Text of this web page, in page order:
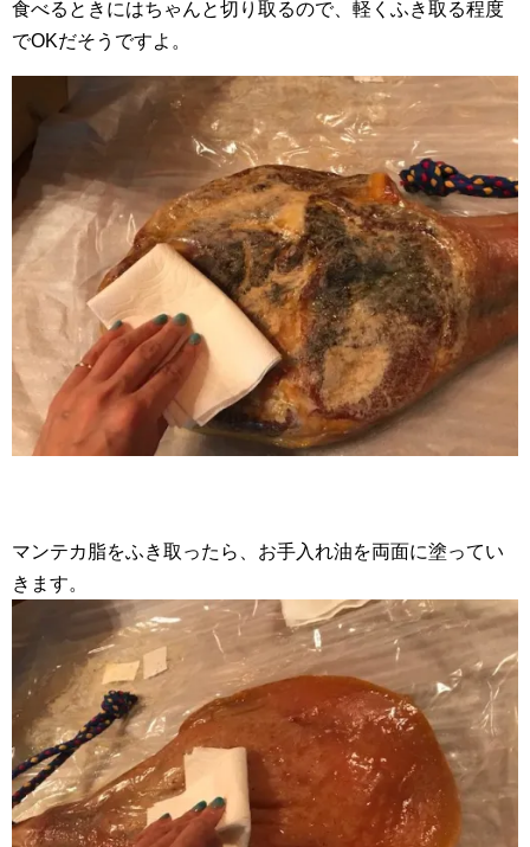
食べるときにはちゃんと切り取るので、軽くふき取る程度
でOKだそうですよ。
マンテカ脂をふき取ったら、お手入れ油を両面に塗ってい
きます。